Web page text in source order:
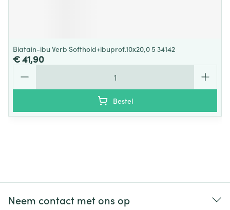
Biatain-ibu Verb Softhold+ibuprof.10x20,0 5 34142
€ 41,90
Bestel
Neem contact met ons op